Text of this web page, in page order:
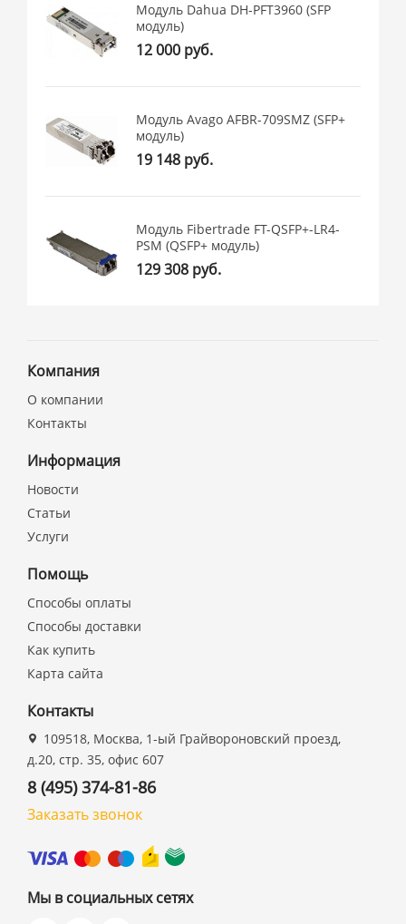
Модуль Dahua DH-PFT3960 (SFP
модуль)
12 000 руб.
Модуль Avago AFBR-709SMZ (SFP+
модуль)
19 148 руб.
Модуль Fibertrade FT-QSFP+-LR4-
PSM (QSFP+ модуль)
129 308 руб.
Компания
О компании
Контакты
Информация
Новости
Статьи
Услуги
Помощь
Способы оплаты
Способы доставки
Как купить
Карта сайта
Контакты
109518, Москва, 1-ый Грайвороновский проезд,
д.20, стр. 35, офис 607
8 (495) 374-81-86
Заказать звонок
Мы в социальных сетях